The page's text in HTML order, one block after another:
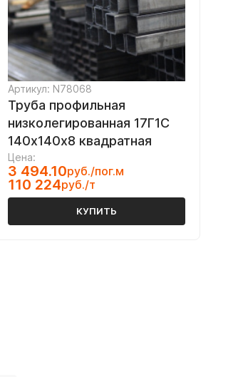
Артикул: N78068
Труба профильная
низколегированная 17Г1С
140х140х8 квадратная
Цена:
3 494.10руб./пог.м
110 224руб./т
КУПИТЬ